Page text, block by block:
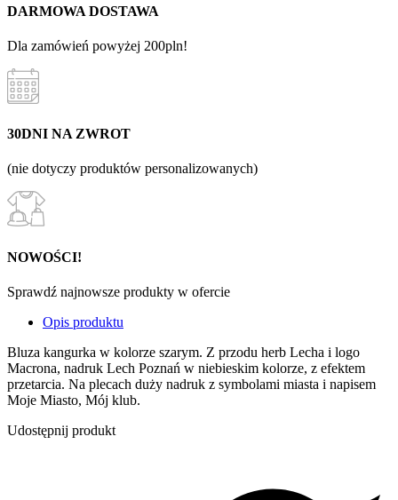
DARMOWA DOSTAWA
Dla zamówień powyżej 200pln!
30DNI NA ZWROT
(nie dotyczy produktów personalizowanych)
NOWOŚCI!
Sprawdź najnowsze produkty w ofercie
Opis produktu
Bluza kangurka w kolorze szarym. Z przodu herb Lecha i logo
Macrona, nadruk Lech Poznań w niebieskim kolorze, z efektem
przetarcia. Na plecach duży nadruk z symbolami miasta i napisem
Moje Miasto, Mój klub.
Udostępnij produkt